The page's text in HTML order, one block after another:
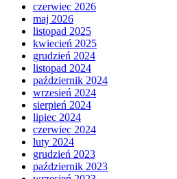
czerwiec 2026
maj 2026
listopad 2025
kwiecień 2025
grudzień 2024
listopad 2024
październik 2024
wrzesień 2024
sierpień 2024
lipiec 2024
czerwiec 2024
luty 2024
grudzień 2023
październik 2023